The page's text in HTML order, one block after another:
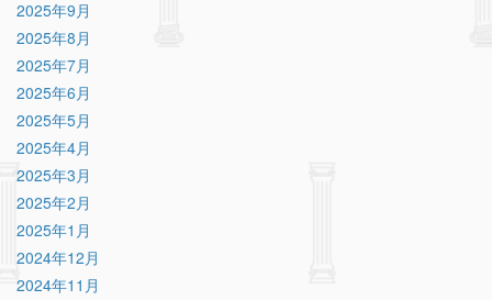
2025年9月
2025年8月
2025年7月
2025年6月
2025年5月
2025年4月
2025年3月
2025年2月
2025年1月
2024年12月
2024年11月